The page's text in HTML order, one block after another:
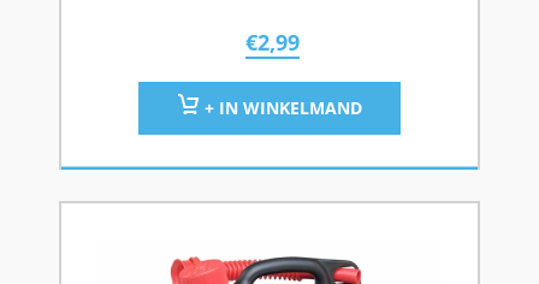
€2,99
+ IN WINKELMAND